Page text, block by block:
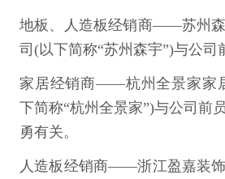
地板、人造板经销商——苏州
司(以下简称“苏州森宇”)与公司
家居经销商——杭州全景家家
下简称“杭州全景家”)与公司前
勇有关。
人造板经销商——浙江盈嘉装